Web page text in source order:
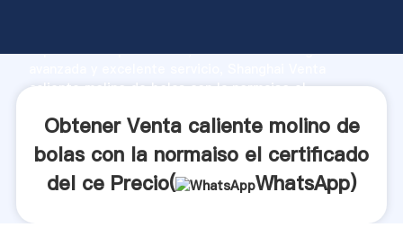
capacidad de producción, fuerza de investigación
caliente molino de bolas con la normaiso el
valores a todos los clientes.
Obtener Venta caliente molino de
bolas con la normaiso el certificado
del ce Precio(
WhatsApp)